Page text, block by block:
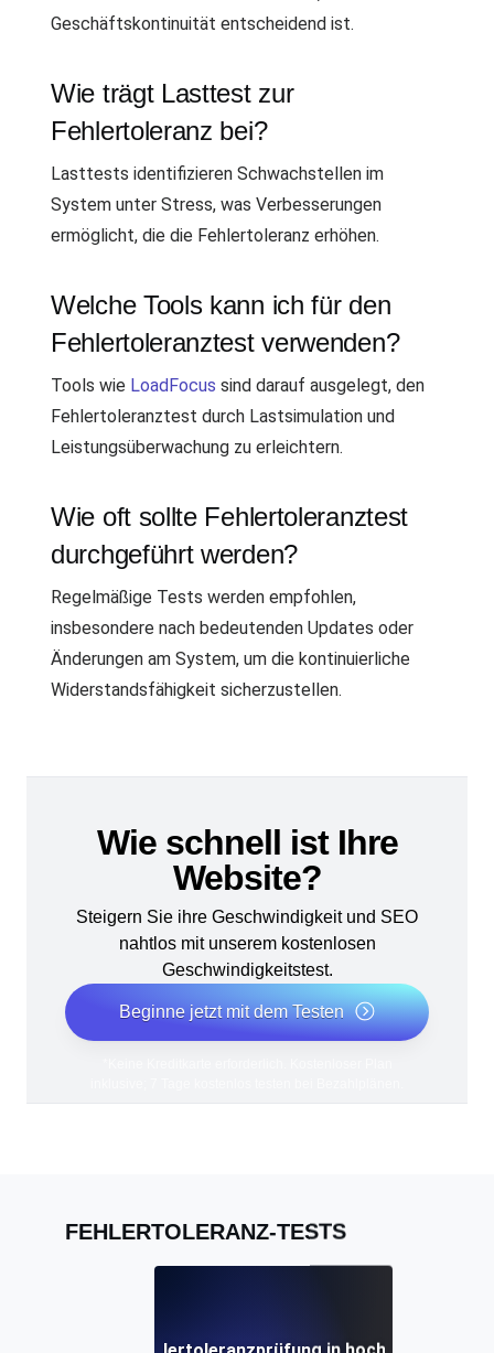
Geschäftskontinuität entscheidend ist.
Wie trägt Lasttest zur
Fehlertoleranz bei?
Lasttests identifizieren Schwachstellen im
System unter Stress, was Verbesserungen
ermöglicht, die die Fehlertoleranz erhöhen.
Welche Tools kann ich für den
Fehlertoleranztest verwenden?
Tools wie LoadFocus sind darauf ausgelegt, den
Fehlertoleranztest durch Lastsimulation und
Leistungsüberwachung zu erleichtern.
Wie oft sollte Fehlertoleranztest
durchgeführt werden?
Regelmäßige Tests werden empfohlen,
insbesondere nach bedeutenden Updates oder
Änderungen am System, um die kontinuierliche
Widerstandsfähigkeit sicherzustellen.
Wie schnell ist Ihre
Website?
Steigern Sie ihre Geschwindigkeit und SEO
nahtlos mit unserem kostenlosen
Geschwindigkeitstest.
Beginne jetzt mit dem Testen
FEHLERTOLERANZ-TESTS